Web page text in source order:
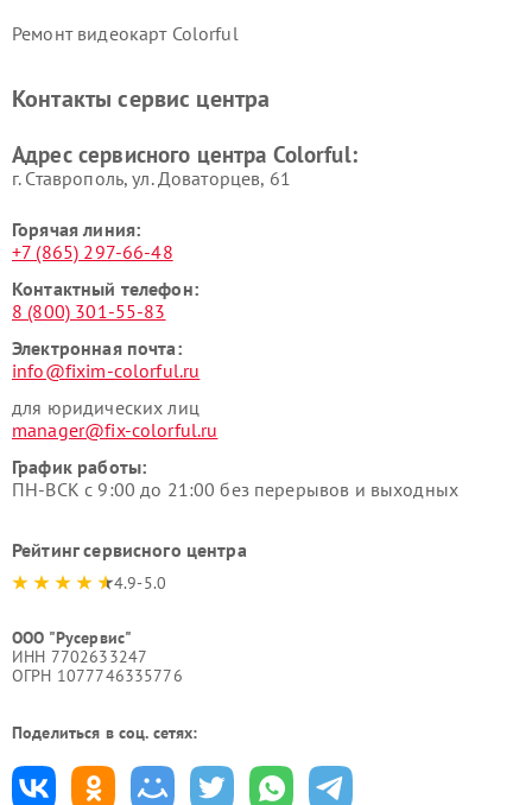
Ремонт видеокарт Colorful
Контакты сервис центра
Адрес сервисного центра Colorful:
г. Ставрополь, ул. Доваторцев, 61
Горячая линия:
+7 (865) 297-66-48
Контактный телефон:
8 (800) 301-55-83
Электронная почта:
info@fixim-colorful.ru
для юридических лиц
manager@fix-colorful.ru
График работы:
ПН-ВСК с 9:00 до 21:00 без перерывов и выходных
Рейтинг сервисного центра
4.9-5.0
ООО "Русервис"
ИНН 7702633247
ОГРН 1077746335776
Поделиться в соц. сетях: